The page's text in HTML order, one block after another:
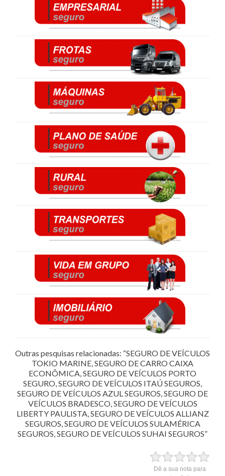
Outras pesquisas relacionadas: “SEGURO DE VEÍCULOS
TOKIO MARINE, SEGURO DE CARRO CAIXA
ECONÔMICA, SEGURO DE VEÍCULOS PORTO
SEGURO, SEGURO DE VEÍCULOS ITAÚ SEGUROS,
SEGURO DE VEÍCULOS AZUL SEGUROS, SEGURO DE
VEÍCULOS BRADESCO, SEGURO DE VEÍCULOS
LIBERTY PAULISTA, SEGURO DE VEÍCULOS ALLIANZ
SEGUROS, SEGURO DE VEÍCULOS SULAMÉRICA
SEGUROS, SEGURO DE VEÍCULOS SUHAI SEGUROS”
Dê a sua nota para